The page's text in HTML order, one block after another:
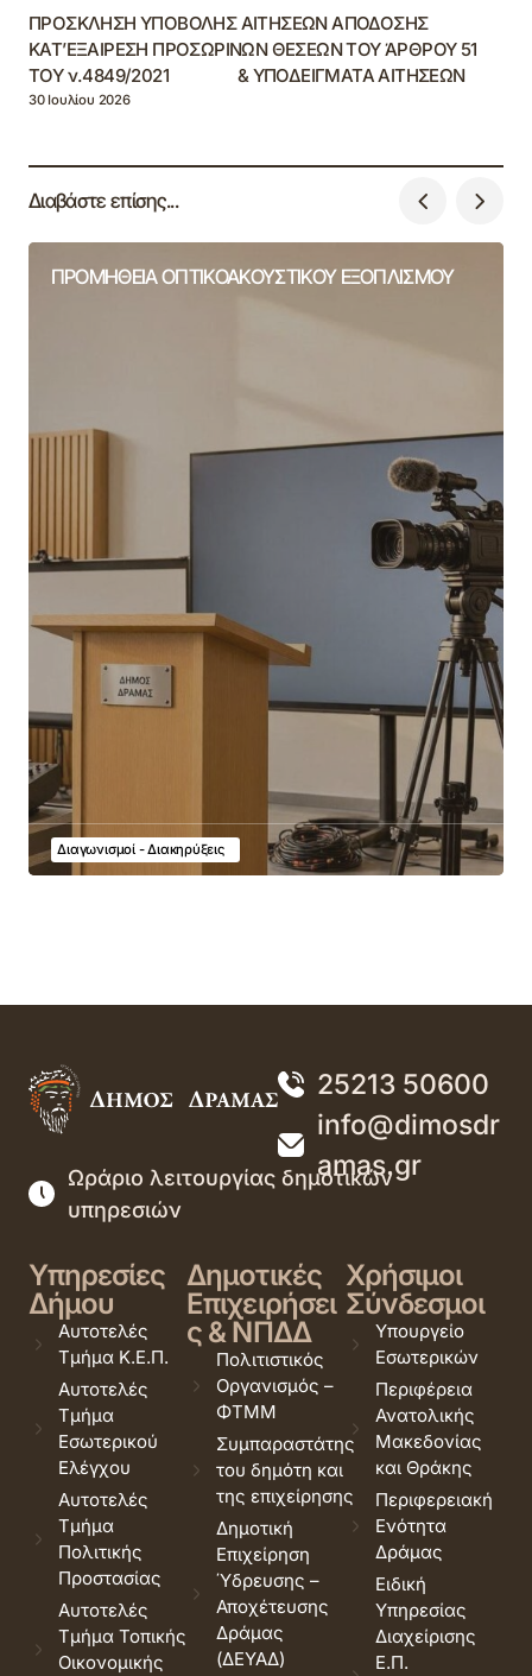
ΠΡΟΣΚΛΗΣΗ ΥΠΟΒΟΛΗΣ ΑΙΤΗΣΕΩΝ ΑΠΟΔΟΣΗΣ
ΚΑΤ’ΕΞΑΙΡΕΣΗ ΠΡΟΣΩΡΙΝΩΝ ΘΕΣΕΩΝ ΤΟΥ ΆΡΘΡΟΥ 51
ΤΟΥ ν.4849/2021 & ΥΠΟΔΕΙΓΜΑΤΑ ΑΙΤΗΣΕΩΝ
30 Ιουλίου 2026
Διαβάστε επίσης...
ΠΡΟΜΗΘΕΙΑ ΟΠΤΙΚΟΑΚΟΥΣΤΙΚΟΥ ΕΞΟΠΛΙΣΜΟΥ
Διαγωνισμοί - Διακηρύξεις
25213 50600
info@dimosdr
amas.gr
Ωράριο λειτουργίας δημοτικών
υπηρεσιών
Υπηρεσίες
Δήμου
Αυτοτελές
Τμήμα Κ.Ε.Π.
Αυτοτελές
Τμήμα
Εσωτερικού
Ελέγχου
Αυτοτελές
Τμήμα
Πολιτικής
Προστασίας
Αυτοτελές
Τμήμα Τοπικής
Οικονομικής
Δημοτικές
Επιχειρήσει
ς & ΝΠΔΔ
Πολιτιστικός
Οργανισμός –
ΦΤΜΜ
Συμπαραστάτης
του δημότη και
της επιχείρησης
Δημοτική
Επιχείρηση
Ύδρευσης –
Αποχέτευσης
Δράμας
(ΔΕΥΑΔ)
Χρήσιμοι
Σύνδεσμοι
Υπουργείο
Εσωτερικών
Περιφέρεια
Ανατολικής
Μακεδονίας
και Θράκης
Περιφερειακή
Ενότητα
Δράμας
Ειδική
Υπηρεσίας
Διαχείρισης
Ε.Π.